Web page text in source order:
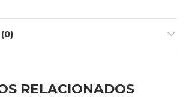
(0)
RELACIONADOS